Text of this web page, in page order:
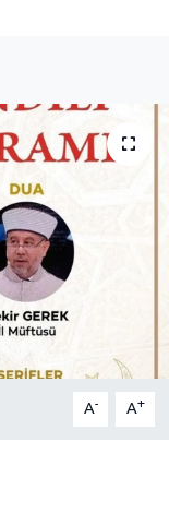
A- A+